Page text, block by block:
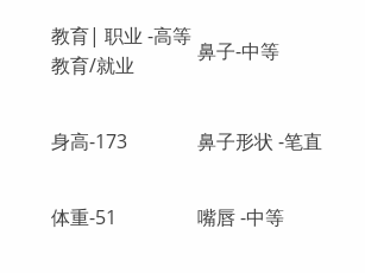
教育| 职业 -高等
教育/就业
鼻子-中等
身高-173 鼻子形状 -笔直
体重-51 嘴唇 -中等